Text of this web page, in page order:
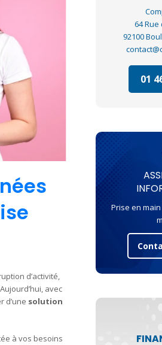
d’activité,
avec
d’une solution
à vos besoins
64 Rue
92100
01
Prise en